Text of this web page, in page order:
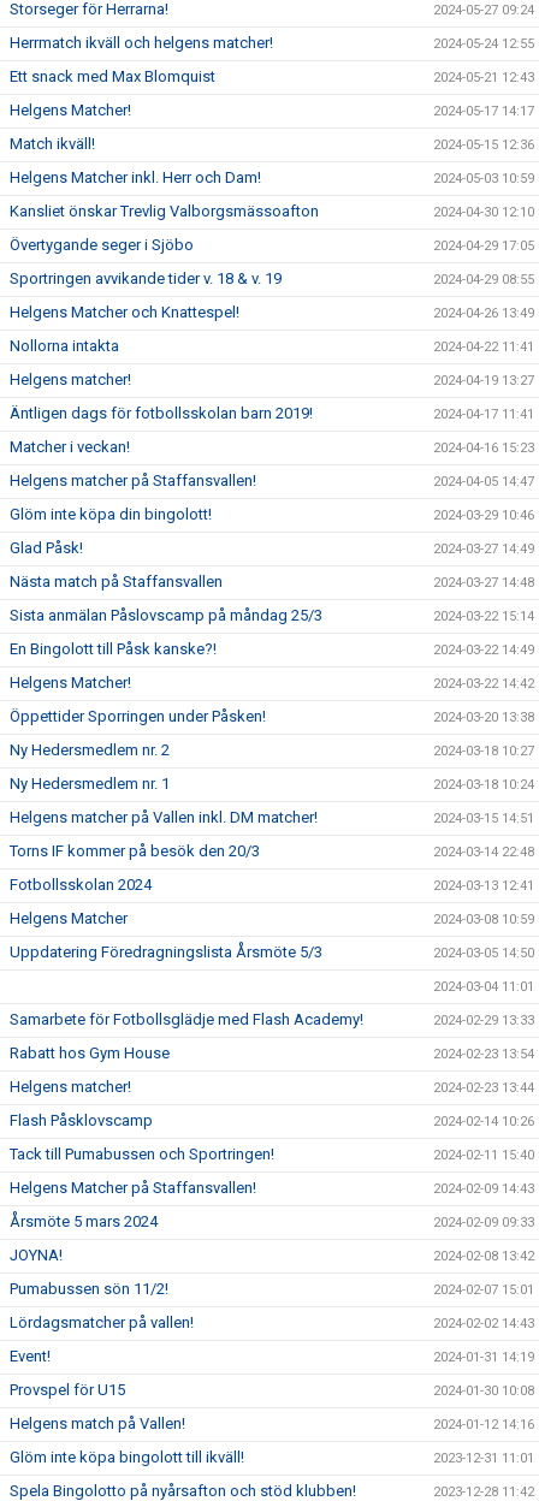
Storseger för Herrarna! 2024-05-27 09:24
Herrmatch ikväll och helgens matcher! 2024-05-24 12:55
Ett snack med Max Blomquist 2024-05-21 12:43
Helgens Matcher! 2024-05-17 14:17
Match ikväll! 2024-05-15 12:36
Helgens Matcher inkl. Herr och Dam! 2024-05-03 10:59
Kansliet önskar Trevlig Valborgsmässoafton 2024-04-30 12:10
Övertygande seger i Sjöbo 2024-04-29 17:05
Sportringen avvikande tider v. 18 & v. 19 2024-04-29 08:55
Helgens Matcher och Knattespel! 2024-04-26 13:49
Nollorna intakta 2024-04-22 11:41
Helgens matcher! 2024-04-19 13:27
Äntligen dags för fotbollsskolan barn 2019! 2024-04-17 11:41
Matcher i veckan! 2024-04-16 15:23
Helgens matcher på Staffansvallen! 2024-04-05 14:47
Glöm inte köpa din bingolott! 2024-03-29 10:46
Glad Påsk! 2024-03-27 14:49
Nästa match på Staffansvallen 2024-03-27 14:48
Sista anmälan Påslovscamp på måndag 25/3 2024-03-22 15:14
En Bingolott till Påsk kanske?! 2024-03-22 14:49
Helgens Matcher! 2024-03-22 14:42
Öppettider Sporringen under Påsken! 2024-03-20 13:38
Ny Hedersmedlem nr. 2 2024-03-18 10:27
Ny Hedersmedlem nr. 1 2024-03-18 10:24
Helgens matcher på Vallen inkl. DM matcher! 2024-03-15 14:51
Torns IF kommer på besök den 20/3 2024-03-14 22:48
Fotbollsskolan 2024 2024-03-13 12:41
Helgens Matcher 2024-03-08 10:59
Uppdatering Föredragningslista Årsmöte 5/3 2024-03-05 14:50
2024-03-04 11:01
Samarbete för Fotbollsglädje med Flash Academy! 2024-02-29 13:33
Rabatt hos Gym House 2024-02-23 13:54
Helgens matcher! 2024-02-23 13:44
Flash Påsklovscamp 2024-02-14 10:26
Tack till Pumabussen och Sportringen! 2024-02-11 15:40
Helgens Matcher på Staffansvallen! 2024-02-09 14:43
Årsmöte 5 mars 2024 2024-02-09 09:33
JOYNA! 2024-02-08 13:42
Pumabussen sön 11/2! 2024-02-07 15:01
Lördagsmatcher på vallen! 2024-02-02 14:43
Event! 2024-01-31 14:19
Provspel för U15 2024-01-30 10:08
Helgens match på Vallen! 2024-01-12 14:16
Glöm inte köpa bingolott till ikväll! 2023-12-31 11:01
Spela Bingolotto på nyårsafton och stöd klubben! 2023-12-28 11:42